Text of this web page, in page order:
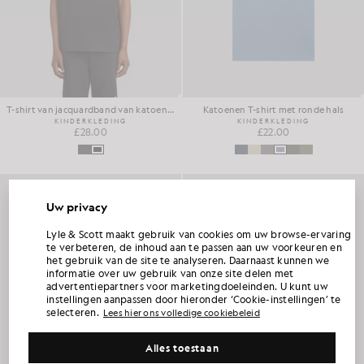
T-shirt van jacquardband van katoenmix
KINDERKLEDING
£28.00
Katoenen T-shirt met ronde hals
KINDERKLEDING
£22.00
Uw privacy
Lyle & Scott maakt gebruik van cookies om uw browse-ervaring
te verbeteren, de inhoud aan te passen aan uw voorkeuren en
het gebruik van de site te analyseren. Daarnaast kunnen we
informatie over uw gebruik van onze site delen met
advertentiepartners voor marketingdoeleinden. U kunt uw
instellingen aanpassen door hieronder ‘Cookie-instellingen’ te
selecteren. Lees hier ons volledige cookiebeleid
Alles toestaan
ONTVANG 15% KORTING OP JE EERSTE
BESTELLING
Word lid van Club Lyle & Scott en ontvang als eerste informatie over nieuwe collecties,
samenwerkingen en seizoensuitverkoop exclusief voor leden, plus een unieke
welkomstcode waarmee je 15% korting krijgt.
Heeft u nog andere communicatievoorkeuren?